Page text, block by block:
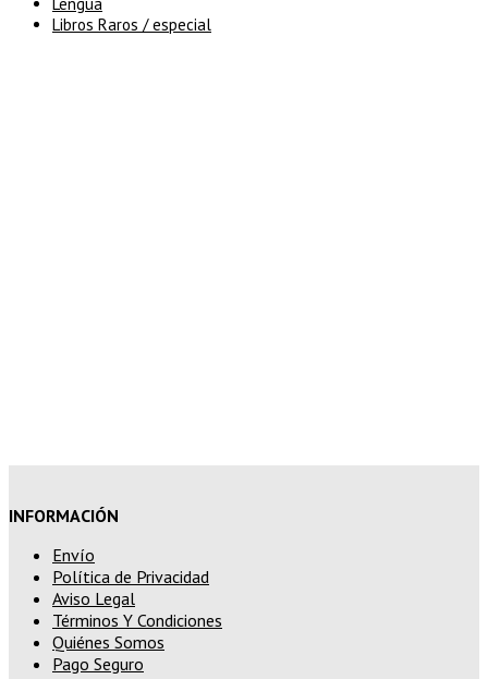
Libros Raros / especial
INFORMACIÓN
Envío
Política de Privacidad
Aviso Legal
Términos Y Condiciones
Quiénes Somos
Pago Seguro